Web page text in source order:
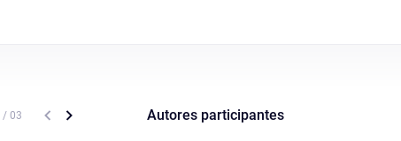
Autores participantes